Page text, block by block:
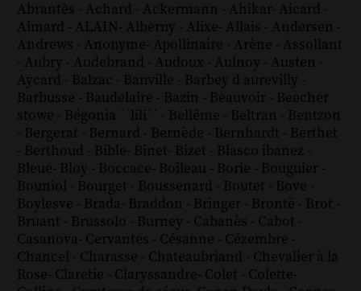
Abrantès - Achard - Ackermann - Ahikar- Aicard -
Aimard - ALAIN- Alberny - Alixe- Allais - Andersen -
Andrews - Anonyme- Apollinaire - Arène - Assollant
- Aubry - Audebrand - Audoux - Aulnoy - Austen -
Aycard - Balzac - Banville - Barbey d aurevilly -
Barbusse - Baudelaire - Bazin - Beauvoir - Beecher
stowe - Bégonia ´´lili´´ - Bellême - Beltran - Bentzon
- Bergerat - Bernard - Bernède - Bernhardt - Berthet
- Berthoud - Bible- Binet- Bizet - Blasco ibanez -
Bleue- Bloy - Boccace- Boileau - Borie - Bouguier -
Bouniol - Bourget - Boussenard - Boutet - Bove -
Boylesve - Brada- Braddon - Bringer - Brontë - Brot -
Bruant - Brussolo - Burney - Cabanès - Cabot -
Casanova- Cervantes - Césanne - Cézembre -
Chancel - Charasse - Chateaubriand - Chevalier à la
Rose- Claretie - Claryssandre- Colet - Colette-